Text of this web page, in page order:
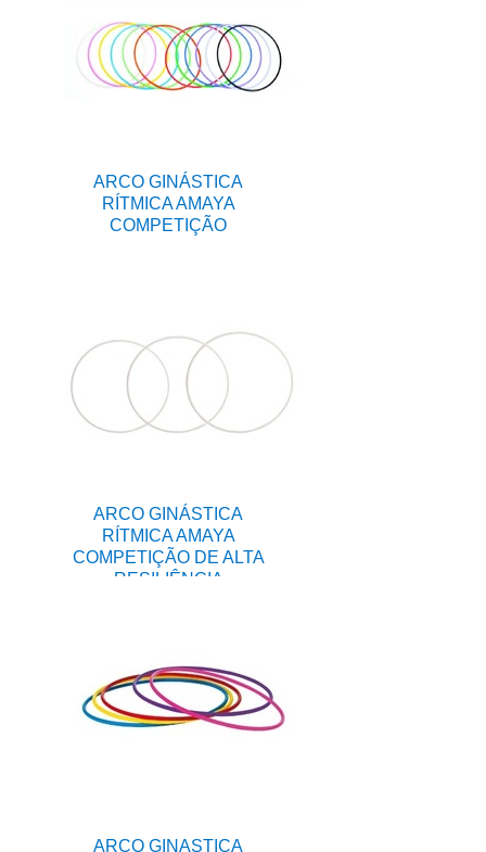
ARCO GINÁSTICA
RÍTMICA AMAYA
COMPETIÇÃO
ARCO GINÁSTICA
RÍTMICA AMAYA
COMPETIÇÃO DE ALTA
RESILIÊNCIA
ARCO GINASTICA